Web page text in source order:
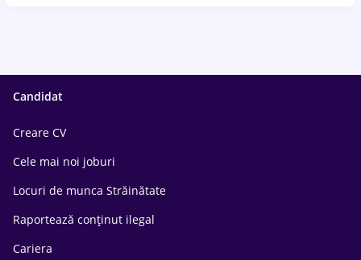
Candidat
Creare CV
Cele mai noi joburi
Locuri de munca Străinătate
Raportează conținut ilegal
Cariera